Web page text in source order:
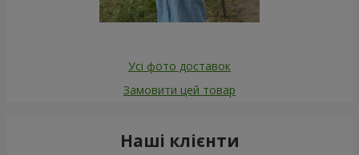
Усі фото доставок
Замовити цей товар
Наші клієнти